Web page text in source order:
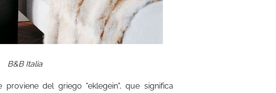
B&B Italia
del griego "eklegein", que significa